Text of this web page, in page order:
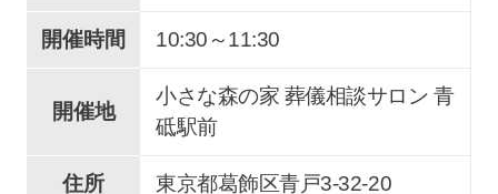
開催時間 10:30～11:30
開催地
小さな森の家 葬儀相談サロン 青
砥駅前
住所 東京都葛飾区青戸3-32-20